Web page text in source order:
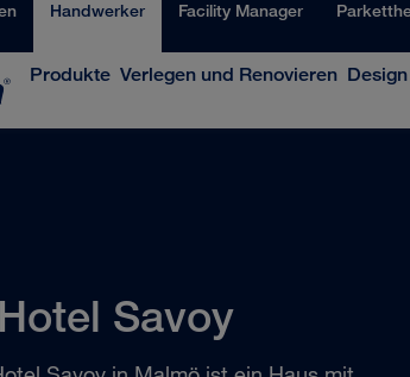
Handwerker Facility Manager
Produkte Verlegen und Renovieren
Savoy